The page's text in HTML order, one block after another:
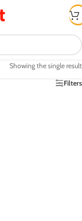
Showing the single result
Filters